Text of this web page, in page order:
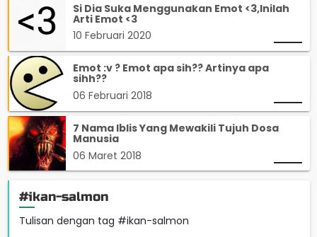
Si Dia Suka Menggunakan Emot <3,Inilah
Arti Emot <3
10 Februari 2020
Emot :v ? Emot apa sih?? Artinya apa
sihh??
06 Februari 2018
7 Nama Iblis Yang Mewakili Tujuh Dosa
Manusia
06 Maret 2018
#ikan-salmon
Tulisan dengan tag #ikan-salmon